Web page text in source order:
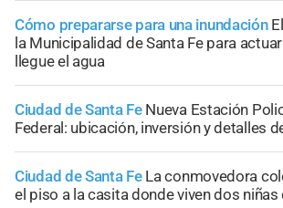
Cómo prepararse para una inundación
la Municipalidad de Santa Fe para
llegue el agua
Ciudad de Santa Fe Nueva Estación
Federal: ubicación, inversión y detalles
Ciudad de Santa Fe La conmovedora
el piso a la casita donde viven dos